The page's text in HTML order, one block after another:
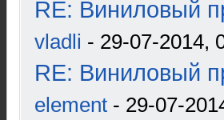
RE: Виниловый
vladli - 29-07-2014,
RE: Виниловый
element - 29-07-